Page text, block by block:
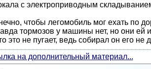
с электроприводным
чтобы легомобиль мог ехать по
тормозов у машины нет, но они ей
это не пугает, ведь собирал он его
на дополнительный материал...